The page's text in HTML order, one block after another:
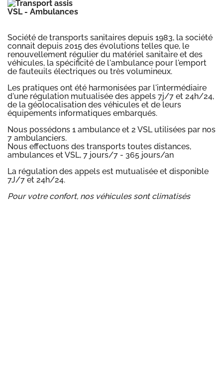
VSL - Ambulances
Société de transports sanitaires depuis 1983, la société
connait depuis 2015 des évolutions telles que, le
renouvellement régulier du matériel sanitaire et des
véhicules, la spécificité de l'ambulance pour l'emport
de fauteuils électriques ou très volumineux.
Les pratiques ont été harmonisées par l'intermédiaire
d'une régulation mutualisée des appels 7j/7 et 24h/24,
de la géolocalisation des véhicules et de leurs
équipements informatiques embarqués.
Nous possédons 1 ambulance et 2 VSL utilisées par nos
7 ambulanciers.
Nous effectuons des transports toutes distances,
ambulances et VSL, 7 jours/7 - 365 jours/an
La régulation des appels est mutualisée et disponible
7J/7 et 24h/24.
Pour votre confort, nos véhicules sont climatisés